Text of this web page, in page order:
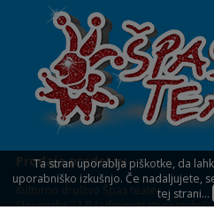
Prodaja predstav
Kulturno društvo Špas teater
Slovenska 22 B (administrativni sedež)
Ta stran uporablja piškotke, da
uporabniško izkušnjo. Če nadaljujete,
tej strani...